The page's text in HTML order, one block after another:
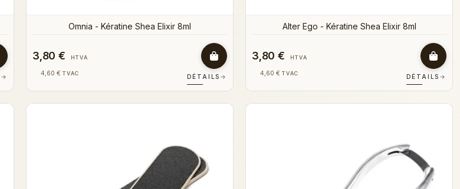
→
Omnia - Kératine Shea Elixir 8ml
3,80 € HTVA
4,60 € TVAC DÉTAILS →
Alter Ego - Kératine Shea Elixir 8ml
3,80 € HTVA
4,60 € TVAC DÉTAILS →